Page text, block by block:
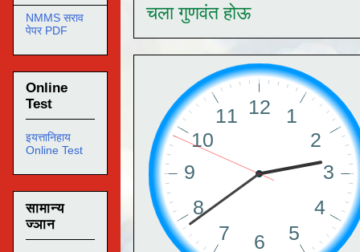
चला गुणवंत होऊ
NMMS सराव
पेपर PDF
Online
Test
इयत्तानिहाय
Online Test
सामान्य
ज्ञान